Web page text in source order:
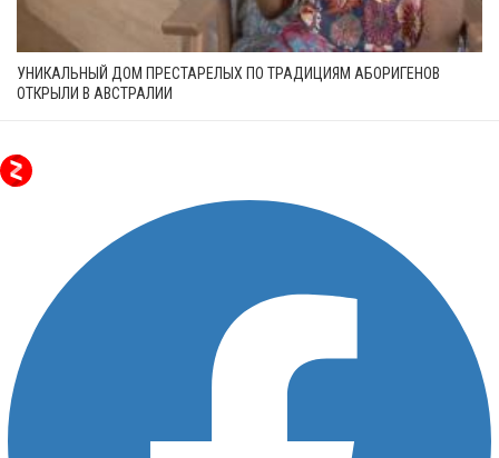
УНИКАЛЬНЫЙ ДОМ ПРЕСТАРЕЛЫХ ПО ТРАДИЦИЯМ АБОРИГЕНОВ
ОТКРЫЛИ В АВСТРАЛИИ